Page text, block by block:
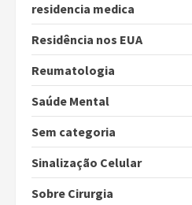
residencia medica
Residência nos EUA
Reumatologia
Saúde Mental
Sem categoria
Sinalização Celular
Sobre Cirurgia